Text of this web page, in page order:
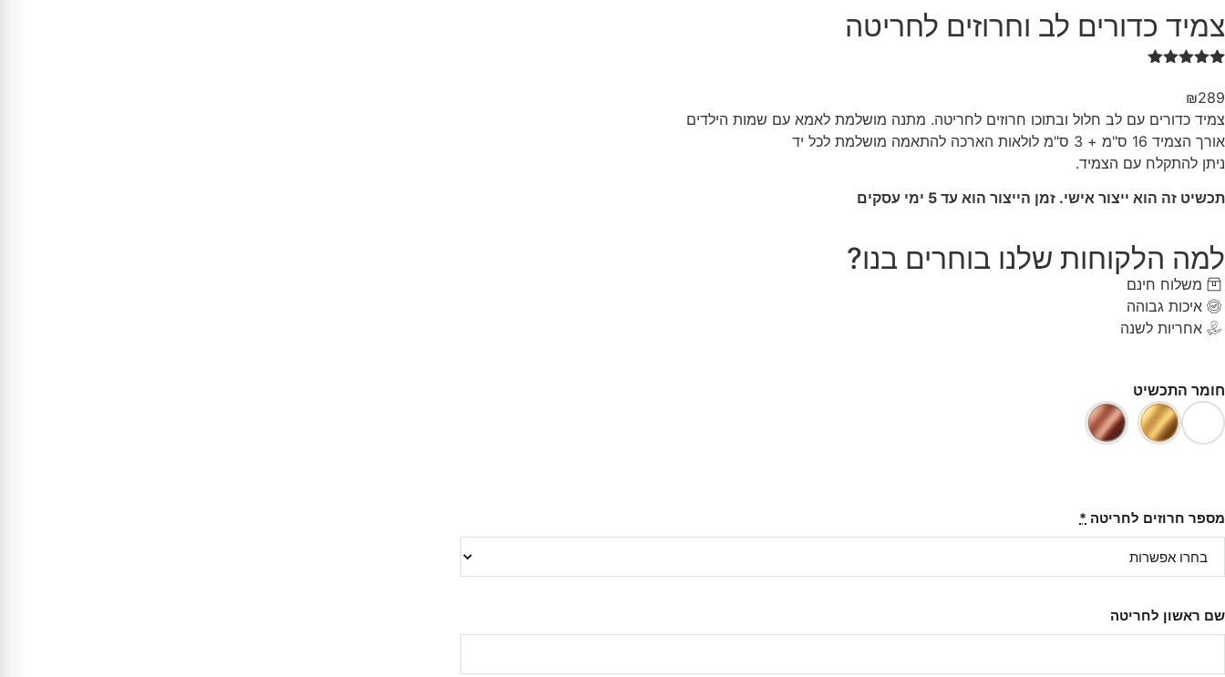
צמיד כדורים לב וחרוזים לחריטה
מתוך 5
מבוסס על
דירוגים של
לקוחות
₪289
צמיד כדורים עם לב חלול ובתוכו חרוזים לחריטה. מתנה מושלמת לאמא עם שמות הילדים
אורך הצמיד 16 ס"מ + 3 ס"מ לולאות הארכה להתאמה מושלמת לכל יד
ניתן להתקלח עם הצמיד.
תכשיט זה הוא ייצור אישי. זמן הייצור הוא עד 5 ימי עסקים
למה הלקוחות שלנו בוחרים בנו?
משלוח חינם
איכות גבוהה
אחריות לשנה
חומר התכשיט
מספר חרוזים לחריטה *
שם ראשון לחריטה